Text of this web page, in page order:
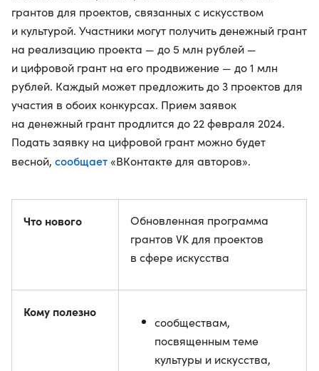
грантов для проектов, связанных с искусством
и культурой. Участники могут получить денежный грант
на реализацию проекта — до 5 млн рублей —
и цифровой грант на его продвижение — до 1 млн
рублей. Каждый может предложить до 3 проектов для
участия в обоих конкурсах. Прием заявок
на денежный грант продлится до 22 февраля 2024.
Подать заявку на цифровой грант можно будет
весной, сообщает «ВКонтакте для авторов».
Что нового
Обновленная программа
грантов VK для проектов
в сфере искусства
Кому полезно
сообществам,
посвященным теме
культуры и искусства,